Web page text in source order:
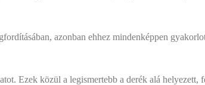
azonban ehhez mindenképpen
Ezek közül a legismertebb a derék alá helyezett,